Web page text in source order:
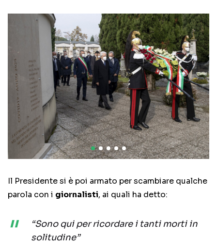
Il Presidente si è poi armato per scambiare qualche
parola con i giornalisti, ai quali ha detto:
“Sono qui per ricordare i tanti morti in
solitudine”